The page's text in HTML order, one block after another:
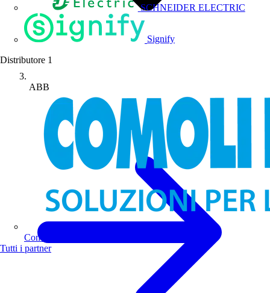
SCHNEIDER ELECTRIC
Signify
Distributore 1
Comoli Ferrari
Tutti i partner
ABB